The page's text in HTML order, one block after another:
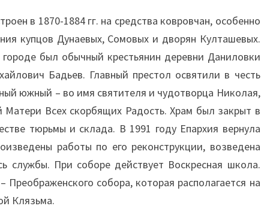
в 1870-1884 гг. на средства ковровчан, особенно
купцов Дунаевых, Сомовых и дворян Култашевых.
был обычный крестьянин деревни Даниловки
Бадьев. Главный престол освятили в честь
южный – во имя святителя и чудотворца Николая,
Всех скорбящих Радость. Храм был закрыт в
тюрьмы и склада. В 1991 году Епархия вернула
работы по его реконструкции, возведена
службы. При соборе действует Воскресная школа.
Преображенского собора, которая располагается на
Клязьма.